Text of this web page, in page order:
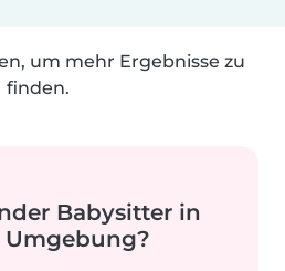
um mehr Ergebnisse zu
finden.
Babysitter in